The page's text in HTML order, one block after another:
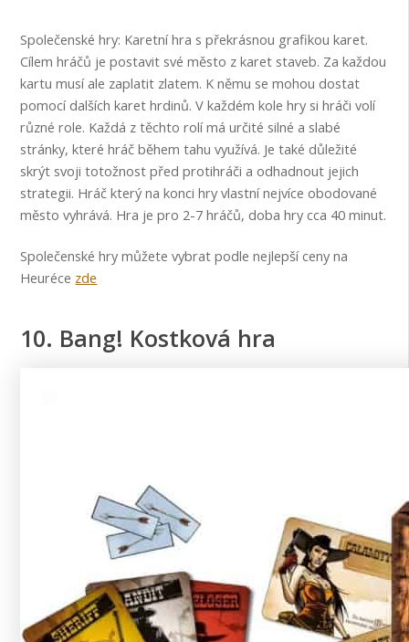
Společenské hry: Karetní hra s překrásnou grafikou karet.
Cílem hráčů je postavit své město z karet staveb. Za každou
kartu musí ale zaplatit zlatem. K němu se mohou dostat
pomocí dalších karet hrdinů. V každém kole hry si hráči volí
různé role. Každá z těchto rolí má určité silné a slabé
stránky, které hráč během tahu využívá. Je také důležité
skrýt svoji totožnost před protihráči a odhadnout jejich
strategii. Hráč který na konci hry vlastní nejvíce obodované
město vyhrává. Hra je pro 2-7 hráčů, doba hry cca 40 minut.
Společenské hry můžete vybrat podle nejlepší ceny na
Heuréce zde
10. Bang! Kostková hra